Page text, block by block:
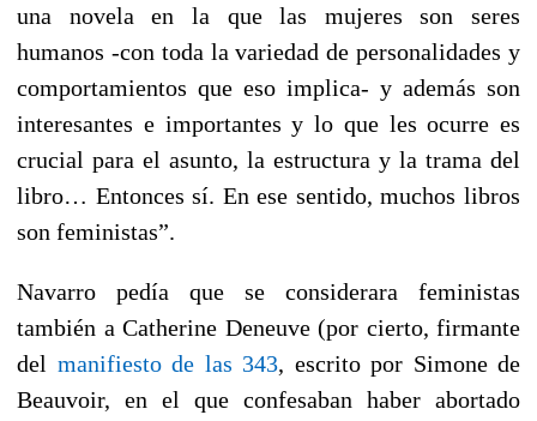
una novela en la que las mujeres son seres
humanos -con toda la variedad de personalidades y
comportamientos que eso implica- y además son
interesantes e importantes y lo que les ocurre es
crucial para el asunto, la estructura y la trama del
libro… Entonces sí. En ese sentido, muchos libros
son feministas”.
Navarro pedía que se considerara feministas
también a Catherine Deneuve (por cierto, firmante
del manifiesto de las 343, escrito por Simone de
Beauvoir, en el que confesaban haber abortado